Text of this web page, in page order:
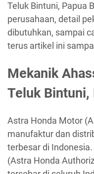
Teluk Bintuni, Papua
perusahaan, detail
dibutuhkan, sampai
terus artikel ini
Mekanik
Teluk Bintuni,
Astra Honda Motor
manufaktur dan
terbesar di
(Astra Honda